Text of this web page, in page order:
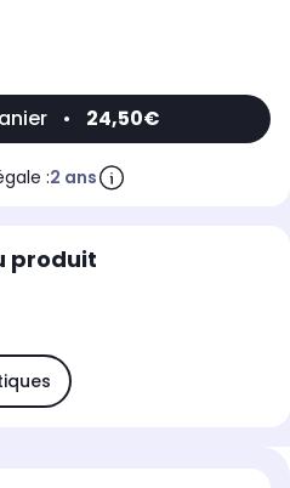
• 24,50€
:2 ans
produit